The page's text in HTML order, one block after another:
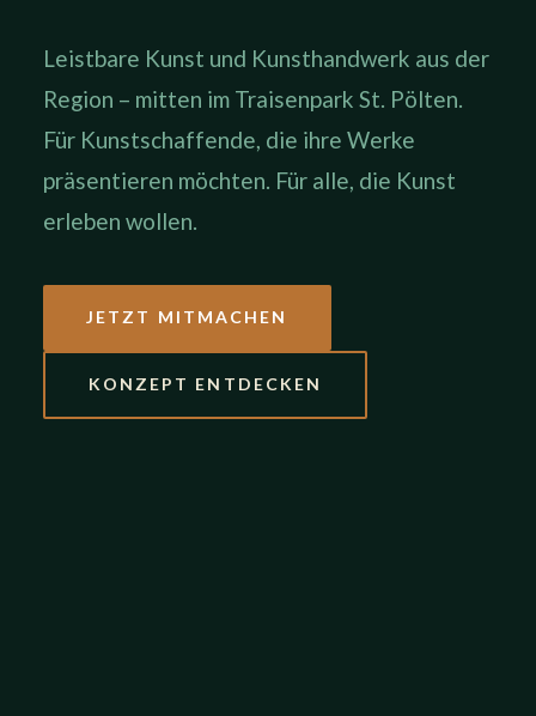
Leistbare Kunst und Kunsthandwerk aus der
Region – mitten im Traisenpark St. Pölten.
Für Kunstschaffende, die ihre Werke
präsentieren möchten. Für alle, die Kunst
erleben wollen.
JETZT MITMACHEN
KONZEPT ENTDECKEN